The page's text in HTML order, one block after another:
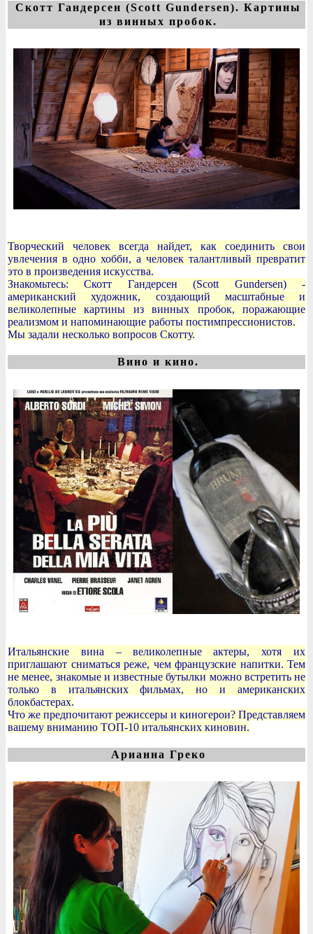
Скотт Гандерсен (Scott Gundersen). Картины
из винных пробок.
Творческий человек всегда найдет, как соединить свои
увлечения в одно хобби, а человек талантливый превратит
это в произведения искусства.
Знакомьтесь: Скотт Гандерсен (Scott Gundersen) -
американский художник, создающий масштабные и
великолепные картины из винных пробок, поражающие
реализмом и напоминающие работы постимпрессионистов.
Мы задали несколько вопросов Скотту.
Вино и кино.
Итальянские вина – великолепные актеры, хотя их
приглашают сниматься реже, чем французские напитки. Тем
не менее, знакомые и известные бутылки можно встретить не
только в итальянских фильмах, но и американских
блокбастерах.
Что же предпочитают режиссеры и киногерои? Представляем
вашему вниманию ТОП-10 итальянских киновин.
Арианна Греко